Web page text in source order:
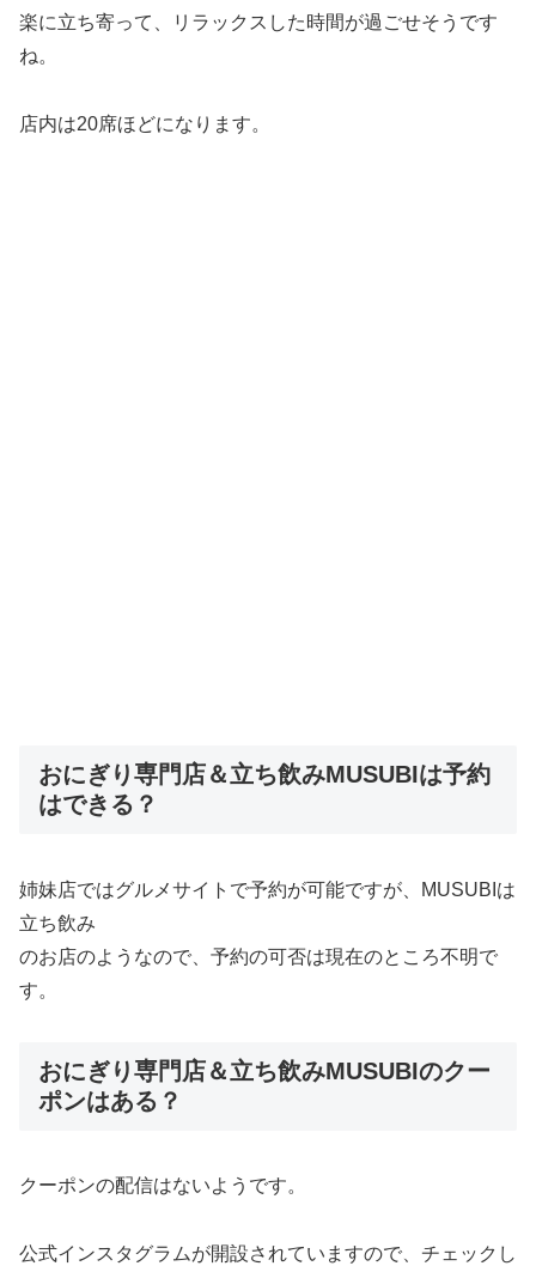
楽に立ち寄って、リラックスした時間が過ごせそうです
ね。
店内は20席ほどになります。
おにぎり専門店＆立ち飲みMUSUBIは予約
はできる？
姉妹店ではグルメサイトで予約が可能ですが、MUSUBIは
立ち飲み
のお店のようなので、予約の可否は現在のところ不明で
す。
おにぎり専門店＆立ち飲みMUSUBIのクー
ポンはある？
クーポンの配信はないようです。
公式インスタグラムが開設されていますので、チェックし